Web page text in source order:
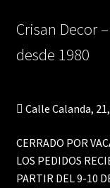
Crisan Decor
desde 1980
Calle Calanda,
CERRADO POR
LOS PEDIDOS
PARTIR DEL 9-10